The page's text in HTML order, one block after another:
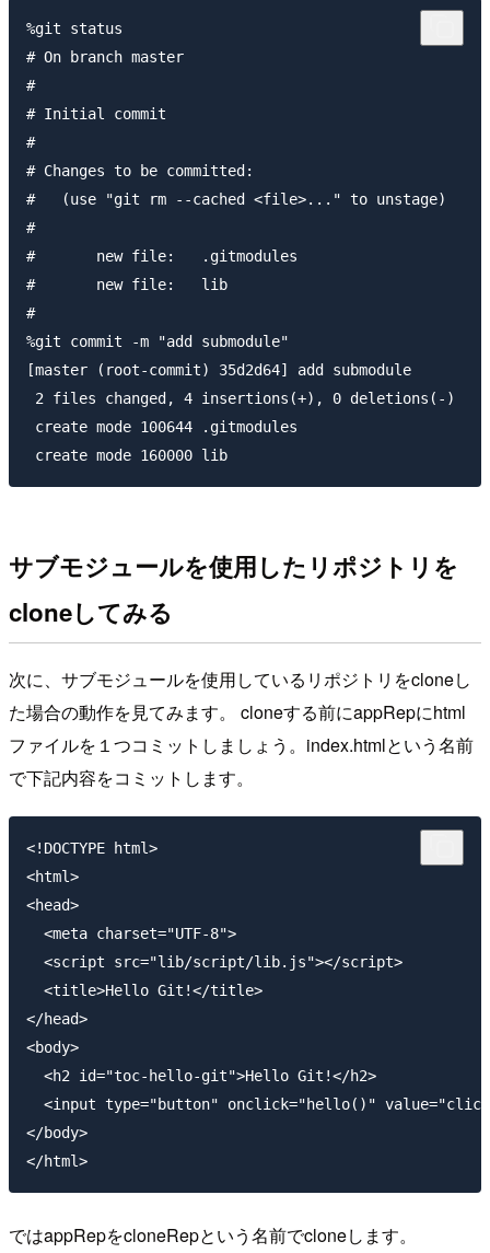
%git
# On branch master
#
# Initial commit
#
# Changes to be committed:
#   (use "git rm --cached <file>..." to unstage)
#
#	new file:   .gitmodules
#	new file:   lib
#
%git commit -m "add
[master (root-commit) 35d2d64] add submodule
2 files changed, 4 insertions(+), 0 deletions(-)
create mode 100644 .gitmodules
サブモジュールを使用したリポジトリを
cloneしてみる
次に、サブモジュールを使用しているリポジトリをcloneし
た場合の動作を見てみます。 cloneする前にappRepにhtml
ファイルを１つコミットしましょう。index.htmlという名前
で下記内容をコミットします。
<!DOCTYPE html>
<html>
<head>
  <meta charset="UTF-8">
  <script src="lib/script/lib.js"></script>
  <title>Hello Git!</title>
</head>
<body>
  <h2 id="toc-hello-git">Hello Git!</h2>
<input type="button" onclick="hello()"
</body>
ではappRepをcloneRepという名前でcloneします。